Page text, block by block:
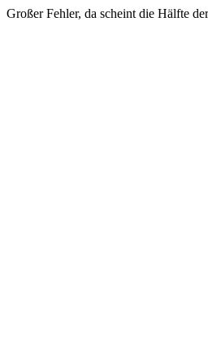
Großer Fehler, da scheint die Hälfte